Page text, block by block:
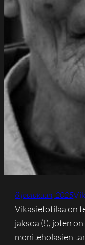
8 joulukuun, 2025
Vikasietotilaa on
jaksoa (!), joten
moniteholasien